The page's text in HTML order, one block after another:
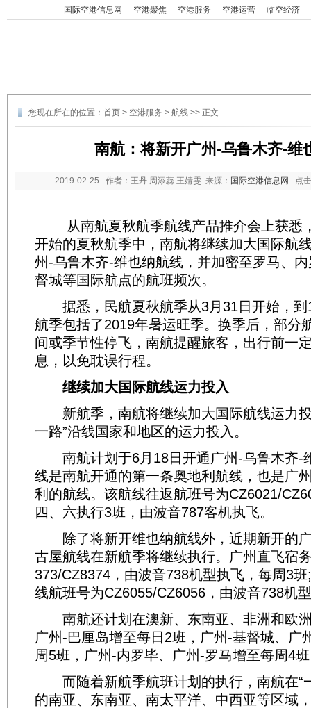
国际空港信息网 - 空港聚焦 - 空港服务 - 空港运营 - 临空经济 -
您现在所在的位置： 首页 > 空港服务 > 航线 >> 正文
南航：将新开广州-乌鲁木齐-维
2019-02-25 作者：王丹 周添蕊 王婧雯 来源： 国际空港信息网 点
从南航夏秋航季航线产品推介会上获悉
开始的夏秋航季中，南航将继续加大国际航
州-乌鲁木齐-维也纳航线，并加密至罗马、
督城等国际航点的航班频次。
据悉，民航夏秋航季从3月31日开始，到
航季包括了2019年暑运旺季。换季后，部分
间或季节性停飞，南航提醒旅客，出行前一
息，以免耽误行程。
继续加大国际航线运力投入
新航季，南航将继续加大国际航线运力投
一路”沿线国家和地区的运力投入。
南航计划于6月18日开通广州-乌鲁木齐-
线是南航开通的第一条奥地利航线，也是广
利的航线。该航线往返航班号为CZ6021/
四、六执行3班，由波音787客机执飞。
除了将新开维也纳航线外，近期新开的
古屋航线在新航季将继续执行。广州直飞宿
373/CZ8374，由波音738机型执飞，每周3
线航班号为CZ6055/CZ6056，由波音738机
南航还计划在澳新、东南亚、非洲和欧
广州-巴厘岛增至每日2班，广州-基督城、广
周5班，广州-内罗毕、广州-罗马增至每周4
而随着新航季航班计划的执行，南航在“
的南亚、东南亚、南太平洋、中西亚等区域